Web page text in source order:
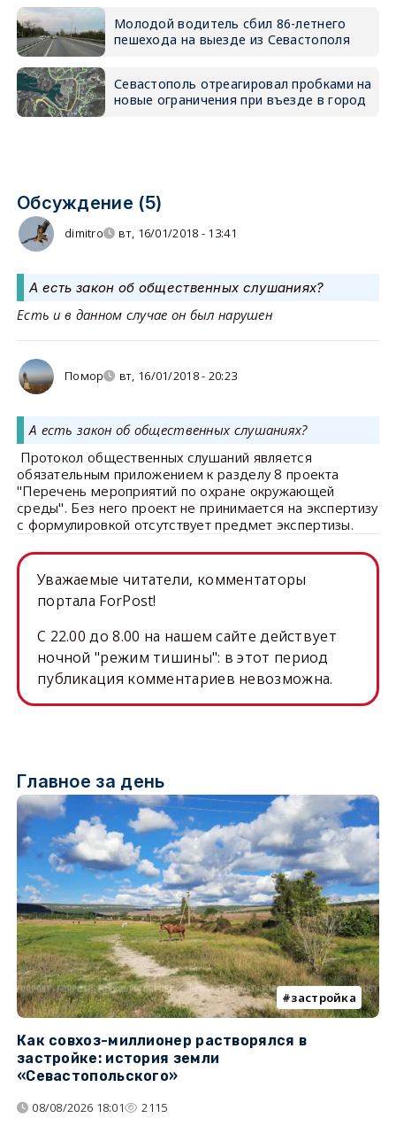
Молодой водитель сбил 86-летнего
пешехода на выезде из Севастополя
Севастополь отреагировал пробками на
новые ограничения при въезде в город
Обсуждение (5)
dimitro вт, 16/01/2018 - 13:41
А есть закон об общественных слушаниях?
​​Есть и в данном случае он был нарушен
Помор вт, 16/01/2018 - 20:23
А есть закон об общественных слушаниях?
Протокол общественных слушаний является
обязательным приложением к разделу 8 проекта
"Перечень мероприятий по охране окружающей
среды". Без него проект не принимается на экспертизу
с формулировкой отсутствует предмет экспертизы.
Уважаемые читатели, комментаторы
портала ForPost!
C 22.00 до 8.00 на нашем сайте действует
ночной "режим тишины": в этот период
публикация комментариев невозможна.
Главное за день
застройка
Как совхоз-миллионер растворялся в
застройке: история земли
«Севастопольского»
08/08/2026 18:01 2115